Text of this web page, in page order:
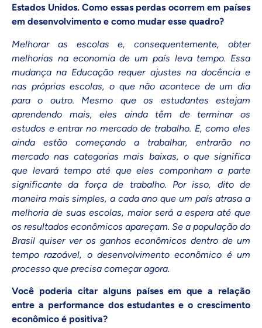
Estados Unidos. Como essas perdas ocorrem em países
em desenvolvimento e como mudar esse quadro?
Melhorar as escolas e, consequentemente, obter
melhorias na economia de um país leva tempo. Essa
mudança na Educação requer ajustes na docência e
nas próprias escolas, o que não acontece de um dia
para o outro. Mesmo que os estudantes estejam
aprendendo mais, eles ainda têm de terminar os
estudos e entrar no mercado de trabalho. E, como eles
ainda estão começando a trabalhar, entrarão no
mercado nas categorias mais baixas, o que significa
que levará tempo até que eles componham a parte
significante da força de trabalho. Por isso, dito de
maneira mais simples, a cada ano que um país atrasa a
melhoria de suas escolas, maior será a espera até que
os resultados econômicos apareçam. Se a população do
Brasil quiser ver os ganhos econômicos dentro de um
tempo razoável, o desenvolvimento econômico é um
processo que precisa começar agora.
Você poderia citar alguns países em que a relação
entre a performance dos estudantes e o crescimento
econômico é positiva?